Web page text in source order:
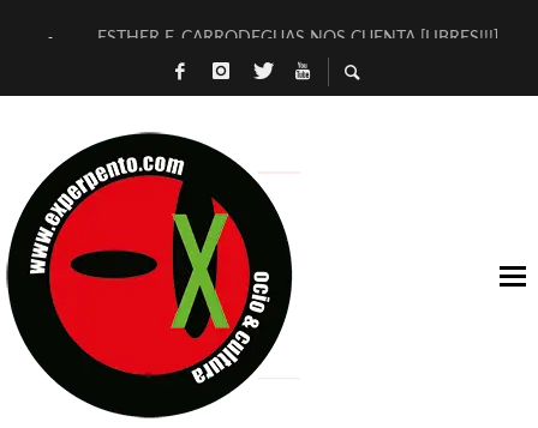
ESTHER F. CARRODEGUAS NOS CUENTA [LIBRES!!!]
[TERRA DE GUAPES] DE SANDRA MONFORT
TIMBRE 4, LA ESCUELA DEL DIRECTOR TEATRAL CLAUDIO
30 AÑOS (NO ES NADA) DE LA KATARSIS DEL TOMATAZO
MILITARES JUDÍAS EN #EXVITA
D’BALDOMEROS REINVENTAN [BITÁCORA 3.0] EN EXVITA
MARSHALL FLASH PRESENTA EN EXVITA [RELATIVA
JOFRE BARDAGÍ EN EXVITA INTERPRETANDO A SERRAT